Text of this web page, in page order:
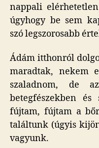
nappali
úgyhogy be sem
szó legszorosabb
Ádám itthonról
maradtak, nekem
szaladnom, de
betegfészekben
fújtam, fújtam a
találtunk (úgyis
vagyunk.